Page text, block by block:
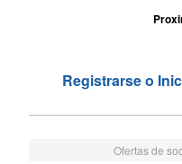
Registrarse o
Ofertas de